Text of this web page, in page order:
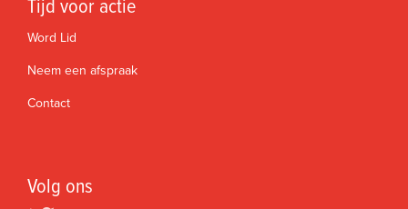
Tijd voor actie
Word Lid
Neem een afspraak
Contact
Volg ons